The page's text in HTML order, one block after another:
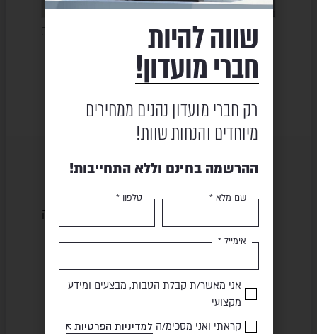
מיטת שיזוף – MERLIN
₪732
₪590
מיטת שיזוף – פחם CAMBUSA
מוצרים באיכות גבוהה
תשלום מאובטח משלוח מהיר
שווה להיות
חברי מועדון!
רק חברי מועדון נהנים ממחירים
מיוחדים והנחות שוות!
ההרשמה בחינם וללא התחייבות!
שם מלא * טלפון *
אימייל *
אני מאשר/ת קבלת הטבות, מבצעים ומידע
מקצועי
קראתי ואני מסכימ/הלמדיניות הפרטיות